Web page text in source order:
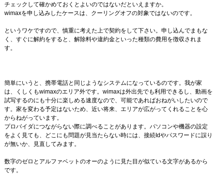
チェックして確かめておくとよいのではないだといえますか。
wimaxを申し込みしたケースは、クーリングオフの対象ではないのです。
というワケですので、慎重に考えた上で契約をして下さい。申し込んでまもな
く、すぐに解約をすると、解除料や違約金といった種類の費用を徴収されま
す。
簡単にいうと、携帯電話と同じようなシステムになっているのです。我が家
は、くしくもwimaxのエリア外です。wimaxは外出先でも利用できるし、動画を
試写するのにも十分に楽しめる速度なので、可能であればおねがいしたいので
す。家を変わる予定はないため、近い将来、エリアが広がってくれることを心
からねがっています。
プロバイダにつながらない際に調べることがあります。パソコンや機器の設定
をよく見ても、どこにも問題が見当たらない時には、接続Idやパスワードに誤り
が無いか、見直してみます。
数字のゼロとアルファベットのオーのように見た目が似ている文字があるから
です。